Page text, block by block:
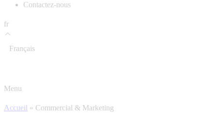
Contactez-nous
fr
Français
Menu
Accueil » Commercial & Marketing